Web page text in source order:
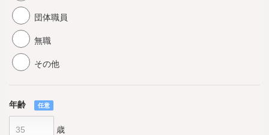
団体職員
無職
その他
年齢 任意
歳